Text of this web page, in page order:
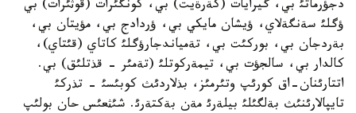
دجؤرماتئ بي، گيرايات (كةرةيت) بي، كونگئرات (قوثئرات) بي
ؤگلئ سةنگةلاي، ؤيشان مايكي بي، ؤردادج بي، مؤيتان بي،
بةردجان بي، بوركئت بي، تةمياندجارؤگلئ كاتاي (قئتاي)،
كالدار بي، سالجؤت بي، تيمةركوتلئ (تةمئر - قذتلئق) بي.
اتتارئنان-اق كورئپ وتئرمئز، بذلاردئث كوبئسئ - تذركئ
تايپالارئنئث بةلگئلئ بيلةرئ مةن بةكتةرئ. شئثعئس حان بولئپ